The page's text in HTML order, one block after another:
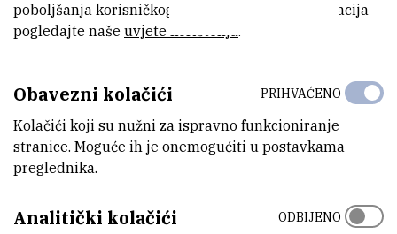
E-MAIL
Zavod za istraživanje mora i okoliša
LABORATORIJ
Laboratorij za biogeokemiju mora i atmosfere
Institut Ruđer Bošković
poboljšanja korisničkog iskustva. Za više informacija
pogledajte naše uvjete korištenja.
Obavezni kolačići
Kolačići koji su nužni za ispravno funkcioniranje
stranice. Moguće ih je onemogućiti u postavkama
preglednika.
PRIHVAĆENO
Analitički kolačići ODBIJENO